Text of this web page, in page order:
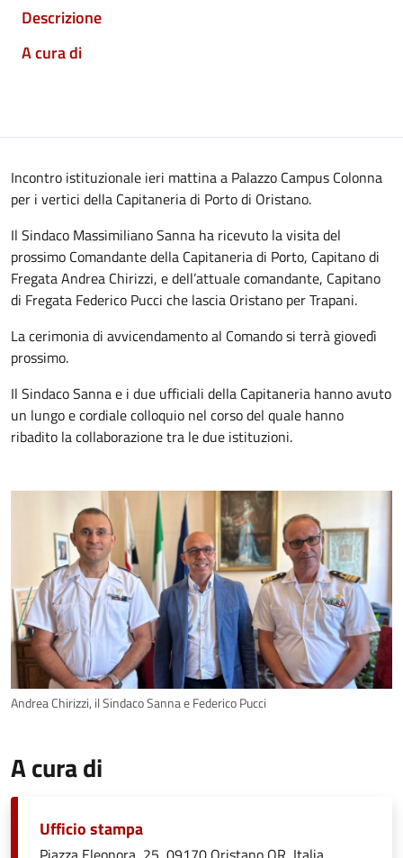
Descrizione
A cura di
Incontro istituzionale ieri mattina a Palazzo Campus Colonna
per i vertici della Capitaneria di Porto di Oristano.
Il Sindaco Massimiliano Sanna ha ricevuto la visita del
prossimo Comandante della Capitaneria di Porto, Capitano di
Fregata Andrea Chirizzi, e dell’attuale comandante, Capitano
di Fregata Federico Pucci che lascia Oristano per Trapani.
La cerimonia di avvicendamento al Comando si terrà giovedì
prossimo.
Il Sindaco Sanna e i due ufficiali della Capitaneria hanno avuto
un lungo e cordiale colloquio nel corso del quale hanno
ribadito la collaborazione tra le due istituzioni.
Andrea Chirizzi, il Sindaco Sanna e Federico Pucci
A cura di
Ufficio stampa